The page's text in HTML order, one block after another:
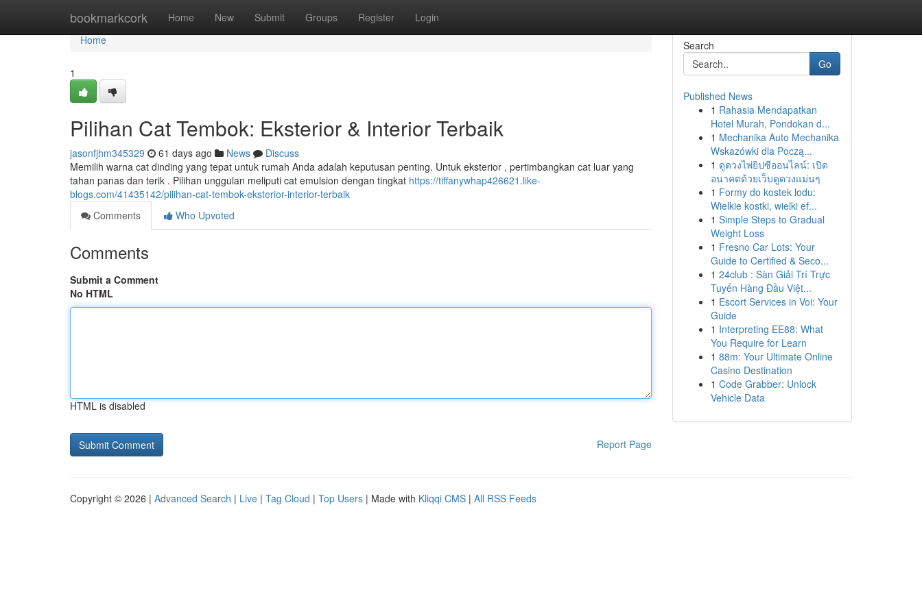
bookmarkcork Home New Submit Groups Register Login
Home
Home
1
Pilihan Cat Tembok: Eksterior & Interior Terbaik
jasonfjhm345329 61 days ago News
Discuss
Memilih warna cat dinding yang tepat untuk rumah Anda adalah keputusan penting. Untuk eksterior , pertimbangkan cat luar yang
tahan panas dan terik . Pilihan unggulan meliputi cat emulsion dengan tingkat https://tiffanywhap426621.like-
blogs.com/41435142/pilihan-cat-tembok-eksterior-interior-terbaik
Comments
Who Upvoted
Comments
Submit a Comment
No HTML
HTML is disabled
Report Page
Search
Go
Published News
1 Rahasia Mendapatkan
Hotel Murah, Pondokan d...
1 Mechanika Auto Mechanika
Wskazówki dla Począ...
1 ดูดวงไพ่ยิปซีออนไลน์: เปิด
อนาคตด้วยเว็บดูดวงแม่นๆ
1 Formy do kostek lodu:
Wielkie kostki, wielki ef...
1 Simple Steps to Gradual
Weight Loss
1 Fresno Car Lots: Your
Guide to Certified & Seco...
1 24club : Sàn Giải Trí Trực
Tuyến Hàng Đầu Việt...
1 Escort Services in Voi: Your
Guide
1 Interpreting EE88: What
You Require for Learn
1 88m: Your Ultimate Online
Casino Destination
1 Code Grabber: Unlock
Vehicle Data
Copyright © 2026 | Advanced Search | Live | Tag Cloud | Top Users | Made with Kliqqi CMS | All RSS Feeds